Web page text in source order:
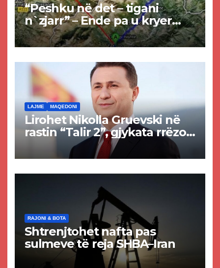
“Peshku në det – tigani
n`zjarr” – Ende pa u kryer
projekti i tunelit, komuna e
Tetovës nis punimet për
LAJME MAQEDONI
Lirohet Nikolla Gruevski në
rastin “Talir 2”, gjykata rrëzon
akuzat për ndërtimin e
paligjshëm të selisë së
RAJONI & BOTA
Shtrenjtohet nafta pas
sulmeve të reja SHBA–Iran